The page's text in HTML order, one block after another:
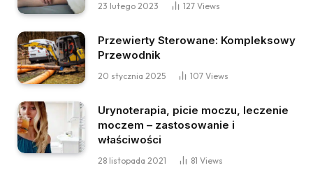
23 lutego 2023 127 Views
Przewierty Sterowane: Kompleksowy
Przewodnik
20 stycznia 2025 107 Views
Urynoterapia, picie moczu, leczenie
moczem – zastosowanie i
właściwości
28 listopada 2021 81 Views